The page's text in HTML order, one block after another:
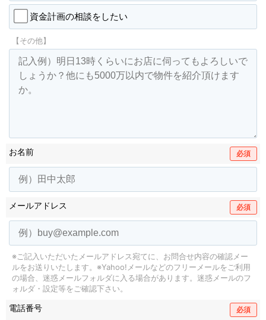
資金計画の相談をしたい
【その他】
お名前 必須
メールアドレス 必須
※ご記入いただいたメールアドレス宛てに、お問合せ内容の確認メー
ルをお送りいたします。 ※Yahoo!メールなどのフリーメールをご利用
の場合、迷惑メールフォルダに入る場合があります。 迷惑メールのフ
ォルダ・設定等をご確認下さい。
電話番号 必須